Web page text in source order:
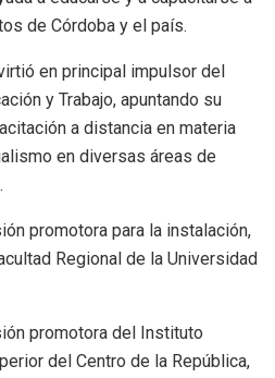
de Córdoba y el país.
en principal impulsor del
y Trabajo, apuntando su
a distancia en materia
en diversas áreas de
promotora para la instalación,
Regional de la Universidad
promotora del Instituto
del Centro de la República,